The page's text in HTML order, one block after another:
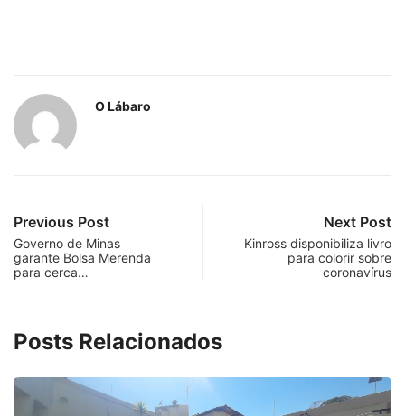
O Lábaro
Previous Post
Governo de Minas
garante Bolsa Merenda
para cerca…
Next Post
Kinross disponibiliza livro
para colorir sobre
coronavírus
Posts Relacionados